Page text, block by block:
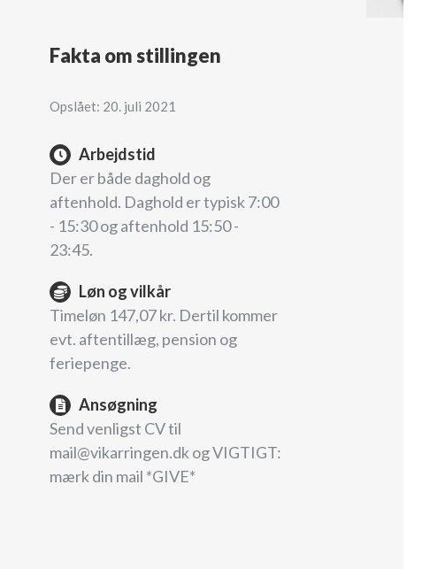
Fakta om stillingen
Opslået: 20. juli 2021
Arbejdstid
Der er både daghold og
aftenhold. Daghold er typisk 7:00
- 15:30 og aftenhold 15:50 -
23:45.
Løn og vilkår
Timeløn 147,07 kr. Dertil kommer
evt. aftentillæg, pension og
feriepenge.
Ansøgning
Send venligst CV til
mail@vikarringen.dk og VIGTIGT:
mærk din mail *GIVE*